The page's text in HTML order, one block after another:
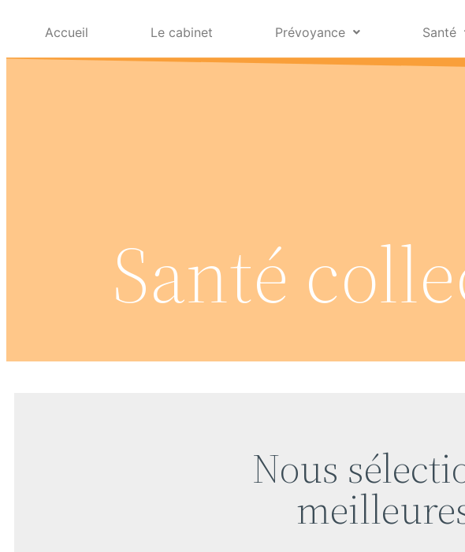
Accueil Le cabinet Prévoyance Santé
Santé
Nous